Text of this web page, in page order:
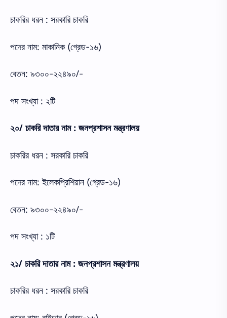
চাকরির ধরন : সরকারি চাকরি
পদের নাম: মাকানিক (গ্রেড-১৬)
বেতন: ৯৩০০-২২৪৯০/-
পদ সংখ্যা : ২টি
২০/ চাকরি দাতার নাম : জনপ্রশাসন মন্ত্রণালয়
চাকরির ধরন : সরকারি চাকরি
পদের নাম: ইলেকপ্রিশিয়ান (গ্রেড-১৬)
বেতন: ৯৩০০-২২৪৯০/-
পদ সংখ্যা : ১টি
২১/ চাকরি দাতার নাম : জনপ্রশাসন মন্ত্রণালয়
চাকরির ধরন : সরকারি চাকরি